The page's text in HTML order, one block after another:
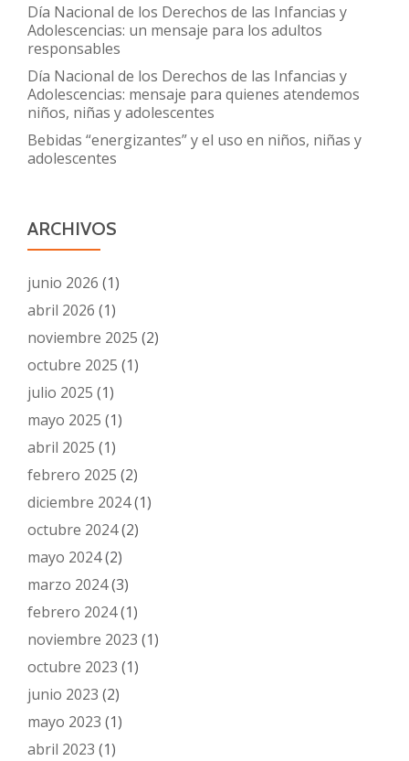
Día Nacional de los Derechos de las Infancias y
Adolescencias: un mensaje para los adultos
responsables
Día Nacional de los Derechos de las Infancias y
Adolescencias: mensaje para quienes atendemos
niños, niñas y adolescentes
Bebidas “energizantes” y el uso en niños, niñas y
adolescentes
ARCHIVOS
junio 2026 (1)
abril 2026 (1)
noviembre 2025 (2)
octubre 2025 (1)
julio 2025 (1)
mayo 2025 (1)
abril 2025 (1)
febrero 2025 (2)
diciembre 2024(1)
octubre 2024(2)
mayo 2024(2)
marzo 2024(3)
febrero 2024(1)
noviembre 2023 (1)
octubre 2023 (1)
junio 2023 (2)
mayo 2023 (1)
abril 2023 (1)